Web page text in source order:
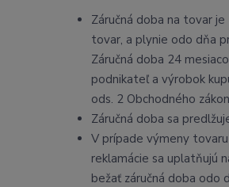
Záručná doba na tovar
tovar, a plynie odo dňa
Záručná doba 24
podnikateľ a výrobok
ods. 2 Obchodného
Záručná doba sa
V prípade výmeny
reklamácie sa uplatňujú
bežať záručná doba odo